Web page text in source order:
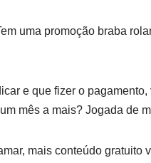
uma promoção braba
e que fizer o
mês a mais? Jogada de
mais conteúdo gratuito